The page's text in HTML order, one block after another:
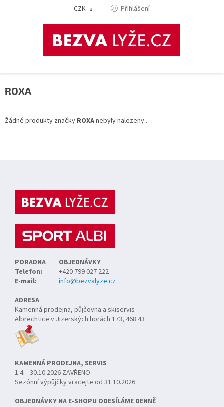
CZK Přihlášení
ROXA
Žádné produkty značky ROXAnebyly nalezeny...
PORADNA
OBJEDNÁVKY
Telefon:
+420 799 027 222
E-mail:
info@bezvalyze.cz
ADRESA
Kamenná prodejna, půjčovna a skiservis
Albrechtice v Jizerských horách 173, 468 43
KAMENNÁ PRODEJNA, SERVIS
1.4. - 30.10.2026 ZAVŘENO
Sezónní výpůjčky vracejte od 31.10.2026
OBJEDNÁVKY NA E-SHOPU ODESÍLÁME DENNĚ